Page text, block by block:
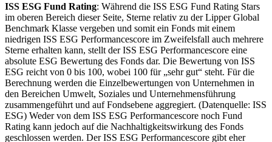
ISS ESG Fund Rating: Während die ISS ESG Fund Rating Stars
im oberen Bereich dieser Seite, Sterne relativ zu der Lipper Global
Benchmark Klasse vergeben und somit ein Fonds mit einem
niedrigen ISS ESG Performancescore im Zweifelsfall auch mehrere
Sterne erhalten kann, stellt der ISS ESG Performancescore eine
absolute ESG Bewertung des Fonds dar. Die Bewertung von ISS
ESG reicht von 0 bis 100, wobei 100 für „sehr gut“ steht. Für die
Berechnung werden die Einzelbewertungen von Unternehmen in
den Bereichen Umwelt, Soziales und Unternehmensführung
zusammengeführt und auf Fondsebene aggregiert. (Datenquelle: ISS
ESG) Weder von dem ISS ESG Performancescore noch Fund
Rating kann jedoch auf die Nachhaltigkeitswirkung des Fonds
geschlossen werden. Der ISS ESG Performancescore gibt eher